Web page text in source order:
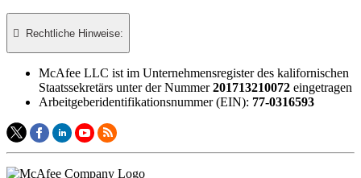
 Rechtliche Hinweise:​
McAfee LLC ist im Unternehmensregister des kalifornischen
Staatssekretärs unter der Nummer201713210072 ​ eingetragen
Arbeitgeberidentifikationsnummer (EIN): 77-0316593